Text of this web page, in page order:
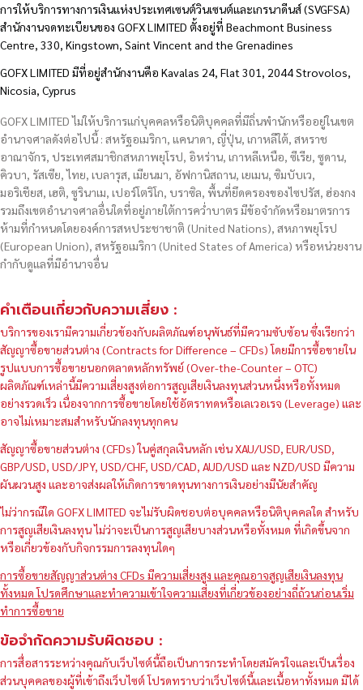
การให้บริการทางการเงินแห่งประเทศเซนต์วินเซนต์และเกรนาดีนส์ (SVGFSA)
สำนักงานจดทะเบียนของ GOFX LIMITED ตั้งอยู่ที่ Beachmont Business
Centre, 330, Kingstown, Saint Vincent and the Grenadines
GOFX LIMITED มีที่อยู่สำนักงานคือ Kavalas 24, Flat 301, 2044 Strovolos,
Nicosia, Cyprus
GOFX LIMITED ไม่ให้บริการแก่บุคคลหรือนิติบุคคลที่มีถิ่นพำนักหรืออยู่ในเขต
อำนาจศาลดังต่อไปนี้ : สหรัฐอเมริกา, แคนาดา, ญี่ปุ่น, เกาหลีใต้, สหราช
อาณาจักร, ประเทศสมาชิกสหภาพยุโรป, อิหร่าน, เกาหลีเหนือ, ซีเรีย, ซูดาน,
คิวบา, รัสเซีย, ไทย, เบลารุส, เมียนมา, อัฟกานิสถาน, เยเมน, ซิมบับเว,
มอริเชียส, เฮติ, ซูรินาเม, เปอร์โตริโก, บราซิล, พื้นที่ยึดครองของไซปรัส, ฮ่องกง
รวมถึงเขตอำนาจศาลอื่นใดที่อยู่ภายใต้การคว่ำบาตร มีข้อจำกัดหรือมาตรการ
ห้ามที่กำหนดโดยองค์การสหประชาชาติ (United Nations), สหภาพยุโรป
(European Union), สหรัฐอเมริกา (United States of America) หรือหน่วยงาน
กำกับดูแลที่มีอำนาจอื่น
คำเตือนเกี่ยวกับความเสี่ยง :
บริการของเรามีความเกี่ยวข้องกับผลิตภัณฑ์อนุพันธ์ที่มีความซับซ้อน ซึ่งเรียกว่า
สัญญาซื้อขายส่วนต่าง (Contracts for Difference – CFDs) โดยมีการซื้อขายใน
รูปแบบการซื้อขายนอกตลาดหลักทรัพย์ (Over-the-Counter – OTC)
ผลิตภัณฑ์เหล่านี้มีความเสี่ยงสูงต่อการสูญเสียเงินลงทุนส่วนหนึ่งหรือทั้งหมด
อย่างรวดเร็ว เนื่องจากการซื้อขายโดยใช้อัตราทดหรือเลเวอเรจ (Leverage) และ
อาจไม่เหมาะสมสำหรับนักลงทุนทุกคน
สัญญาซื้อขายส่วนต่าง (CFDs) ในคู่สกุลเงินหลัก เช่น XAU/USD, EUR/USD,
GBP/USD, USD/JPY, USD/CHF, USD/CAD, AUD/USD และ NZD/USD มีความ
ผันผวนสูง และอาจส่งผลให้เกิดการขาดทุนทางการเงินอย่างมีนัยสำคัญ
ไม่ว่ากรณีใด GOFX LIMITED จะไม่รับผิดชอบต่อบุคคลหรือนิติบุคคลใด สำหรับ
การสูญเสียเงินลงทุน ไม่ว่าจะเป็นการสูญเสียบางส่วนหรือทั้งหมด ที่เกิดขึ้นจาก
หรือเกี่ยวข้องกับกิจกรรมการลงทุนใดๆ
การซื้อขายสัญญาส่วนต่าง CFDs มีความเสี่ยงสูง และคุณอาจสูญเสียเงินลงทุน
ทั้งหมด โปรดศึกษาและทำความเข้าใจความเสี่ยงที่เกี่ยวข้องอย่างถี่ถ้วนก่อนเริ่ม
ทำการซื้อขาย
ข้อจำกัดความรับผิดชอบ :
การสื่อสารระหว่างคุณกับเว็บไซต์นี้ถือเป็นการกระทำโดยสมัครใจและเป็นเรื่อง
ส่วนบุคคลของผู้ที่เข้าถึงเว็บไซต์ โปรดทราบว่าเว็บไซต์นี้และเนื้อหาทั้งหมด มิได้